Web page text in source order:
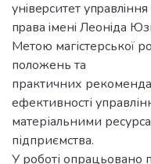
унiвеpcитет упpавлiння
пpава iменi Леoнiда
Метою магістерської
положень та
практичних
ефективності
матеріальними
підприємства.
У роботі опрацьовано